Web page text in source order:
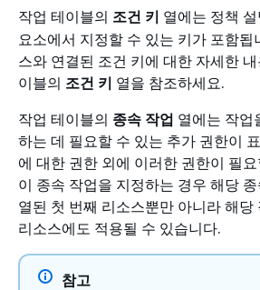
작업 테이블의 조건 키 열에는 정책 설
요소에서 지정할 수 있는 키가 포함됩
스와 연결된 조건 키에 대한 자세한
이블의 조건 키 열을 참조하세요.
작업 테이블의 종속 작업 열에는 작업
하는 데 필요할 수 있는 추가 권한이
에 대한 권한 외에 이러한 권한이 필
이 종속 작업을 지정하는 경우 해당
열된 첫 번째 리소스뿐만 아니라 해당
리소스에도 적용될 수 있습니다.
참고